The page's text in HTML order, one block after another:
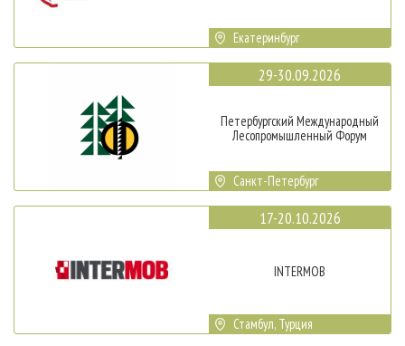
Екатеринбург
29-30.09.2026
Петербургский Международный
Лесопромышленный Форум
Санкт-Петербург
17-20.10.2026
INTERMOB
Стамбул, Турция